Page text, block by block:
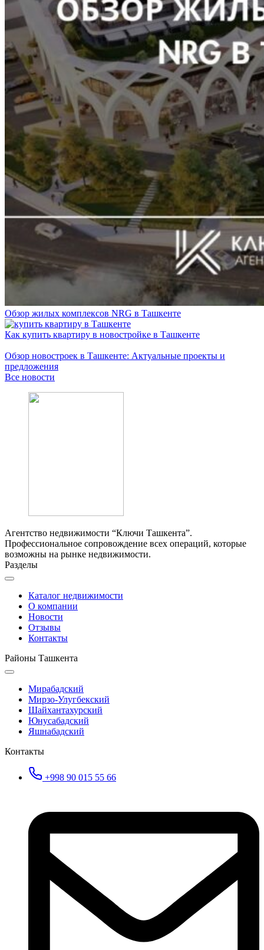
Обзор жилых комплексов NRG в Ташкенте
Как купить квартиру в новостройке в Ташкенте
Обзор новостроек в Ташкенте: Актуальные проекты и
предложения
Все новости
Агентство недвижимости “Ключи Ташкента”.
Профессиональное сопровождение всех операций, которые
возможны на рынке недвижимости.
Разделы
Каталог недвижимости
О компании
Новости
Отзывы
Контакты
Районы Ташкента
Мирабадский
Мирзо-Улугбекский
Шайхантахурский
Юнусабадский
Яшнабадский
Контакты
+998 90 015 55 66